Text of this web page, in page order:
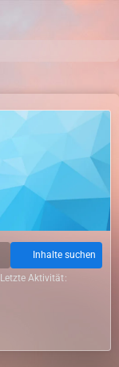
Inhalte suchen
Letzte Aktivität